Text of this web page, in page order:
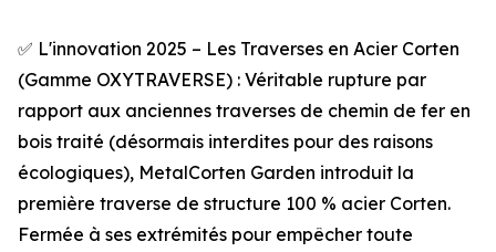
✅ L'innovation 2025 – Les Traverses en Acier Corten
(Gamme OXYTRAVERSE) : Véritable rupture par
rapport aux anciennes traverses de chemin de fer en
bois traité (désormais interdites pour des raisons
écologiques), MetalCorten Garden introduit la
première traverse de structure 100 % acier Corten.
Fermée à ses extrémités pour empêcher toute